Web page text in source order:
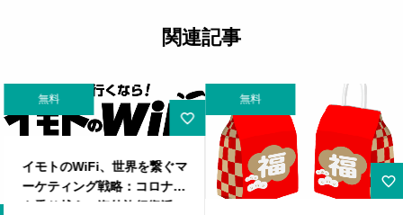
関連記事
無料
イモトのWiFi、世界を繋ぐマ
ーケティング戦略：コロナ禍
を乗り越え、海外旅行復活の
無料